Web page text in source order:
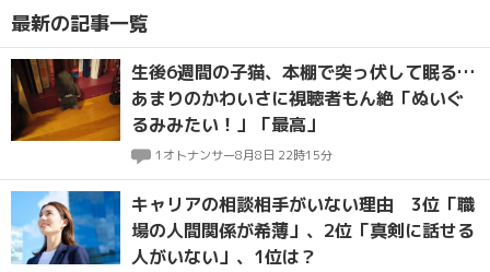
最新の記事一覧
生後6週間の子猫、本棚で突っ伏して眠る…
あまりのかわいさに視聴者もん絶「ぬいぐ
るみみたい！」「最高」
1 オトナンサー8月8日 22時15分
キャリアの相談相手がいない理由 3位「職
場の人間関係が希薄」、2位「真剣に話せる
人がいない」、1位は？